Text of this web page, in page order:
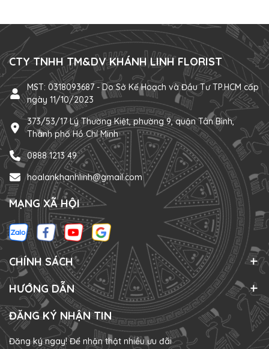
CTY TNHH TM&DV KHÁNH LINH FLORIST
MST: 0318093687 - Do Sở Kế Hoạch và Đầu Tư TP.HCM cấp
ngày 11/10/2023
373/53/17 Lý Thường Kiệt, phường 9, quận Tân Bình,
Thành phố Hồ Chí Minh
0888 1213 49
hoalankhanhlinh@gmail.com
MẠNG XÃ HỘI
CHÍNH SÁCH
HƯỚNG DẪN
ĐĂNG KÝ NHẬN TIN
Đăng ký ngay! Để nhận thật nhiều ưu đãi